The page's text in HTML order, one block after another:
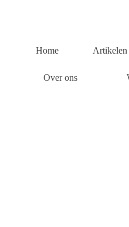
Home Artikelen
Over ons